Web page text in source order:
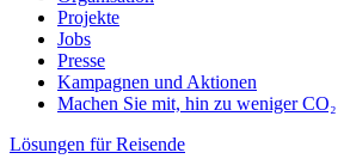
Projekte
Jobs
Presse
Kampagnen und Aktionen
Machen Sie mit, hin zu weniger CO₂
Lösungen für Reisende